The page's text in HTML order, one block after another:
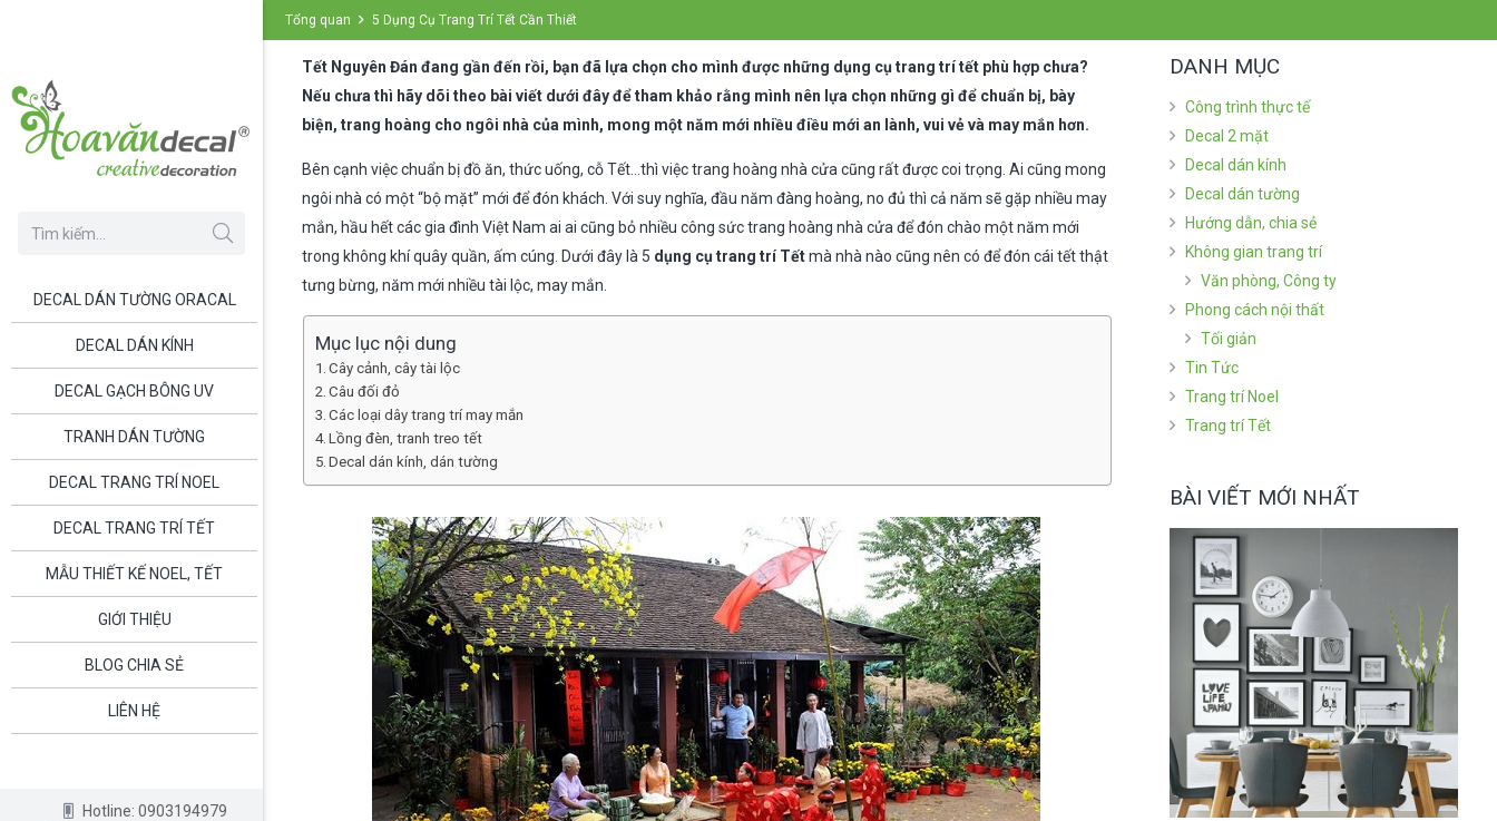
DECAL DÁN TƯỜNG ORACAL
DECAL DÁN KÍNH
DECAL GẠCH BÔNG UV
TRANH DÁN TƯỜNG
DECAL TRANG TRÍ NOEL
DECAL TRANG TRÍ TẾT
MẪU THIẾT KẾ NOEL, TẾT
GIỚI THIỆU
BLOG CHIA SẺ
LIÊN HỆ
Hotline: 0903194979
Tổng quan 5 Dụng Cụ Trang Trí Tết Cần Thiết
Tết Nguyên Đán đang gần đến rồi, bạn đã lựa chọn cho mình được những dụng cụ trang trí tết phù hợp chưa?
Nếu chưa thì hãy dõi theo bài viết dưới đây để tham khảo rằng mình nên lựa chọn những gì để chuẩn bị, bày
biện, trang hoàng cho ngôi nhà của mình, mong một năm mới nhiều điều mới an lành, vui vẻ và may mắn hơn.
Bên cạnh việc chuẩn bị đồ ăn, thức uống, cỗ Tết…thì việc trang hoàng nhà cửa cũng rất được coi trọng. Ai cũng mong
ngôi nhà có một “bộ mặt” mới để đón khách. Với suy nghĩa, đầu năm đàng hoàng, no đủ thì cả năm sẽ gặp nhiều may
mắn, hầu hết các gia đình Việt Nam ai ai cũng bỏ nhiều công sức trang hoàng nhà cửa để đón chào một năm mới
trong không khí quây quần, ấm cúng. Dưới đây là 5 dụng cụ trang trí Tếtmà nhà nào cũng nên có để đón cái tết thật
tưng bừng, năm mới nhiều tài lộc, may mắn.
Mục lục nội dung
Cây cảnh, cây tài lộc
Câu đối đỏ
Các loại dây trang trí may mắn
Lồng đèn, tranh treo tết
Decal dán kính, dán tường
DANH MỤC
Công trình thực tế
Decal 2 mặt
Decal dán kính
Decal dán tường
Hướng dẫn, chia sẻ
Không gian trang trí
Văn phòng, Công ty
Phong cách nội thất
Tối giản
Tin Tức
Trang trí Noel
Trang trí Tết
BÀI VIẾT MỚI NHẤT